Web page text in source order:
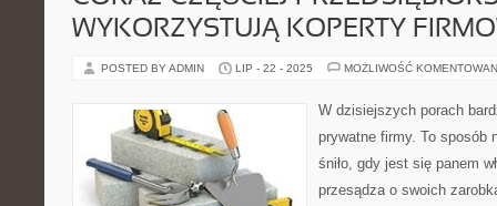
WYKORZYSTUJĄ KOPERTY
POSTED BY ADMIN LIP - 22 - 2025 MOŻLIWOŚĆ
W dzisiejszych porach
prywatne firmy. To sposób
śniło, gdy jest się panem
przesądza o swoich